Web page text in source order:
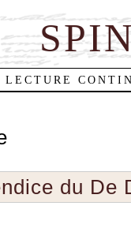
LECTURE
du De